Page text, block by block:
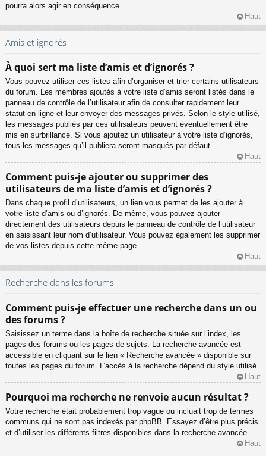
pourra alors agir en conséquence.
Haut
Amis et ignorés
À quoi sert ma liste d’amis et d’ignorés ?
Vous pouvez utiliser ces listes afin d’organiser et trier certains utilisateurs
du forum. Les membres ajoutés à votre liste d’amis seront listés dans le
panneau de contrôle de l’utilisateur afin de consulter rapidement leur
statut en ligne et leur envoyer des messages privés. Selon le style utilisé,
les messages publiés par ces utilisateurs peuvent éventuellement être
mis en surbrillance. Si vous ajoutez un utilisateur à votre liste d’ignorés,
tous les messages qu’il publiera seront masqués par défaut.
Haut
Comment puis-je ajouter ou supprimer des
utilisateurs de ma liste d’amis et d’ignorés ?
Dans chaque profil d’utilisateurs, un lien vous permet de les ajouter à
votre liste d’amis ou d’ignorés. De même, vous pouvez ajouter
directement des utilisateurs depuis le panneau de contrôle de l’utilisateur
en saisissant leur nom d’utilisateur. Vous pouvez également les supprimer
de vos listes depuis cette même page.
Haut
Recherche dans les forums
Comment puis-je effectuer une recherche dans un ou
des forums ?
Saisissez un terme dans la boîte de recherche située sur l’index, les
pages des forums ou les pages de sujets. La recherche avancée est
accessible en cliquant sur le lien « Recherche avancée » disponible sur
toutes les pages du forum. L’accès à la recherche dépend du style utilisé.
Haut
Pourquoi ma recherche ne renvoie aucun résultat ?
Votre recherche était probablement trop vague ou incluait trop de termes
communs qui ne sont pas indexés par phpBB. Essayez d’être plus précis
et d’utiliser les différents filtres disponibles dans la recherche avancée.
Haut